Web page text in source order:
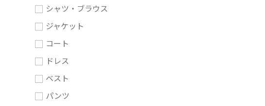
シャツ・ブラウス
ジャケット
コート
ドレス
ベスト
パンツ